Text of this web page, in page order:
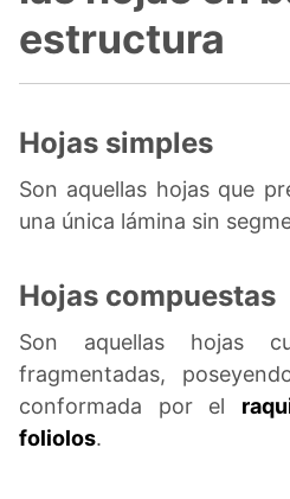
estructura
Hojas simples
Son aquellas hojas que
una única lámina sin
Hojas compuestas
Son aquellas hojas
fragmentadas,
conformada por el
foliolos.